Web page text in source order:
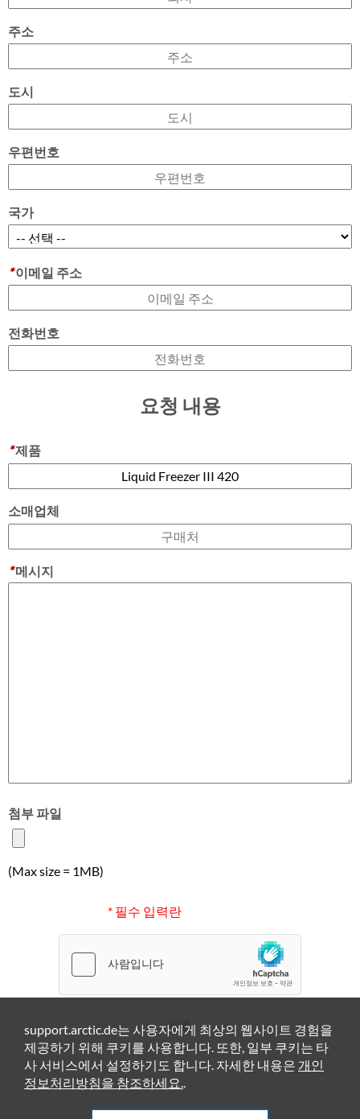
주소
도시
우편번호
국가
*이메일 주소
전화번호
요청 내용
*제품
소매업체
*메시지
첨부 파일
(Max size = 1MB)
* 필수 입력란
제출
support.arctic.de는 사용자에게 최상의 웹사이트 경험을
제공하기 위해 쿠키를 사용합니다. 또한, 일부 쿠키는 타
사 서비스에서 설정하기도 합니다. 자세한 내용은 개인
정보처리방침을 참조하세요..